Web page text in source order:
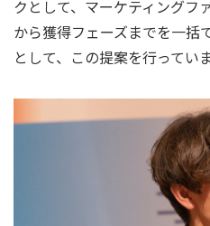
クとして、マーケティングフ
から獲得フェーズまでを一括
として、この提案を行っていま